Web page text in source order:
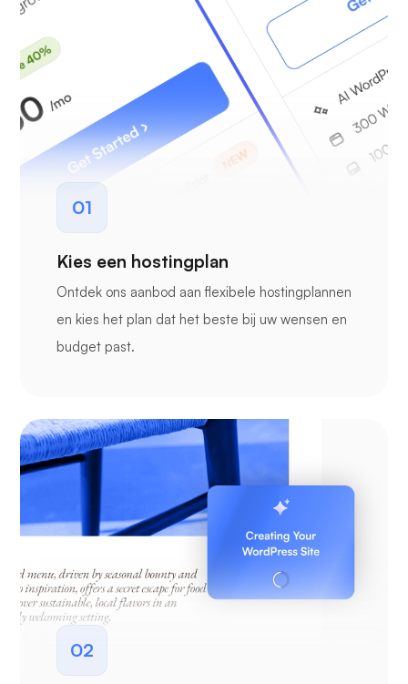
01
Kies een hostingplan
Ontdek ons aanbod aan flexibele hostingplannen
en kies het plan dat het beste bij uw wensen en
budget past.
02